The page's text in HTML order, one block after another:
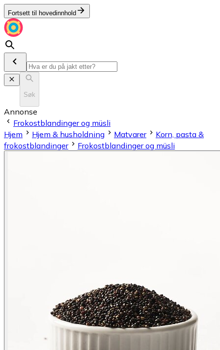
Fortsett til hovedinnhold
Søk
Annonse
Frokostblandinger og müsli
Hjem
Hjem & husholdning Matvarer
Korn, pasta &
frokostblandinger
Frokostblandinger og müsli